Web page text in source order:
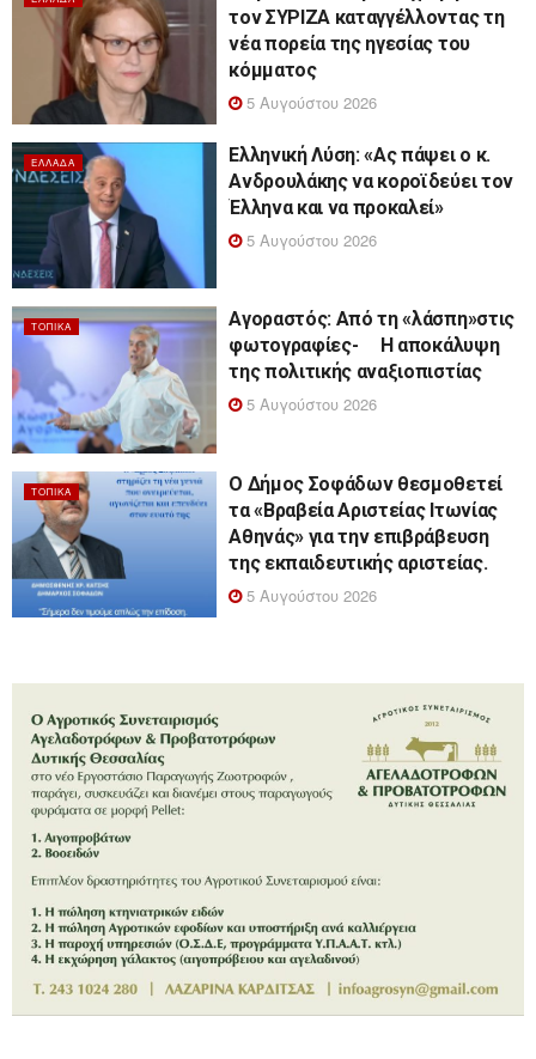
τον ΣΥΡΙΖΑ καταγγέλλοντας τη
νέα πορεία της ηγεσίας του
κόμματος
5 Αυγούστου 2026
ΕΛΛΆΔΑ
Ελληνική Λύση: «Ας πάψει ο κ.
Ανδρουλάκης να κοροϊδεύει τον
Έλληνα και να προκαλεί»
5 Αυγούστου 2026
ΤΟΠΙΚΆ
Αγοραστός: Από τη «λάσπη»στις
φωτογραφίες- Η αποκάλυψη
της πολιτικής αναξιοπιστίας
5 Αυγούστου 2026
ΤΟΠΙΚΆ
Ο Δήμος Σοφάδων θεσμοθετεί
τα «Βραβεία Αριστείας Ιτωνίας
Αθηνάς» για την επιβράβευση
της εκπαιδευτικής αριστείας.
5 Αυγούστου 2026